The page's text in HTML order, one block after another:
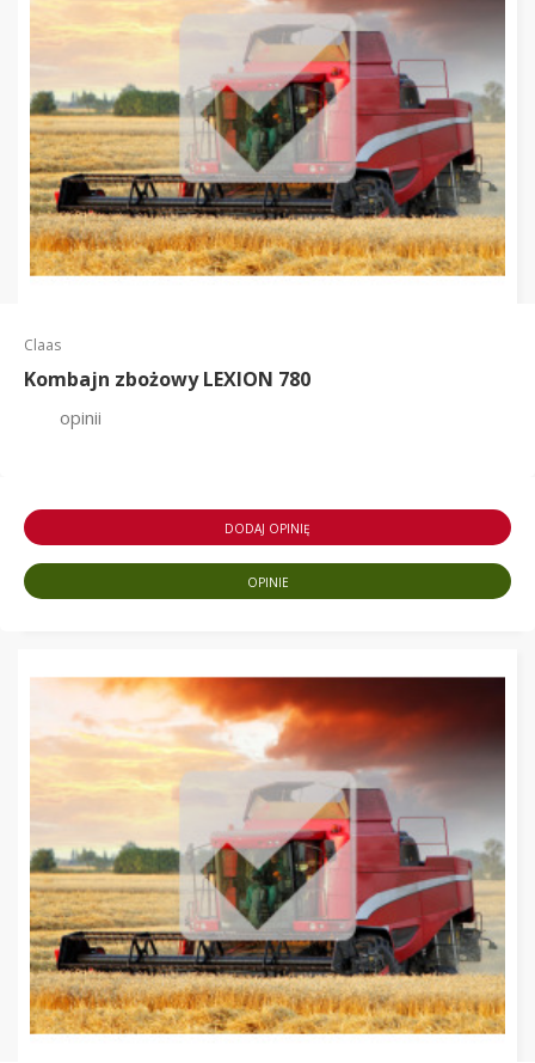
Claas
Kombajn zbożowy LEXION 780
opinii
DODAJ OPINIĘ
OPINIE